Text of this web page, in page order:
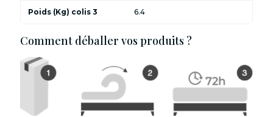
Poids (Kg) colis 3 6.4
Comment déballer vos produits ?